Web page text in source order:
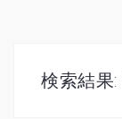
検索結果: